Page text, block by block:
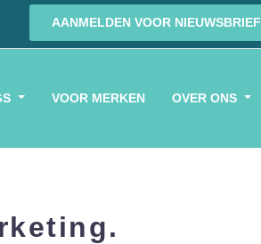
AANMELDEN VOOR NIEUWSBRIEF
VOOR MERKEN OVER ONS